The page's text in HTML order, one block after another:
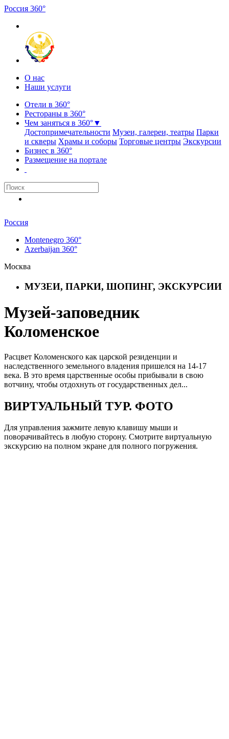
Россия 360°
О нас
Наши услуги
Отели в 360°
Рестораны в 360°
Чем заняться в 360°▼
Достопримечательности Музеи, галереи, театры Парки
и скверы Храмы и соборы Торговые центры Экскурсии
Бизнес в 360°
Размещение на портале
Россия
Montenegro 360°
Azerbaijan 360°
Москва
МУЗЕИ, ПАРКИ, ШОПИНГ, ЭКСКУРСИИ
Музей-заповедник
Коломенское
Расцвет Коломенского как царской резиденции и
наследственного земельного владения пришелся на 14-17
века. В это время царственные особы прибывали в свою
вотчину, чтобы отдохнуть от государственных дел...
ВИРТУАЛЬНЫЙ ТУР. ФОТО
Для управления зажмите левую клавишу мыши и
поворачивайтесь в любую сторону. Смотрите виртуальную
экскурсию на полном экране для полного погружения.